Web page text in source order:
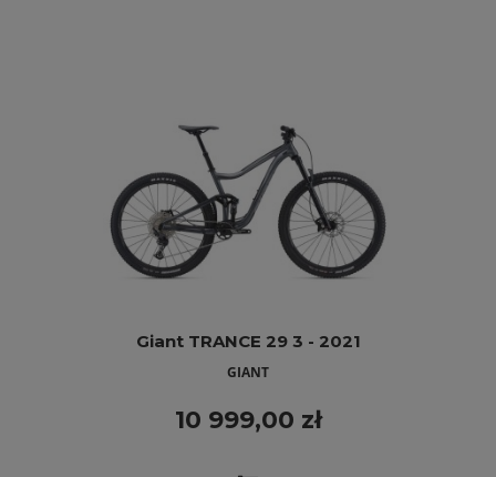
Giant TRANCE 29 3 - 2021
GIANT
10 999,00 zł